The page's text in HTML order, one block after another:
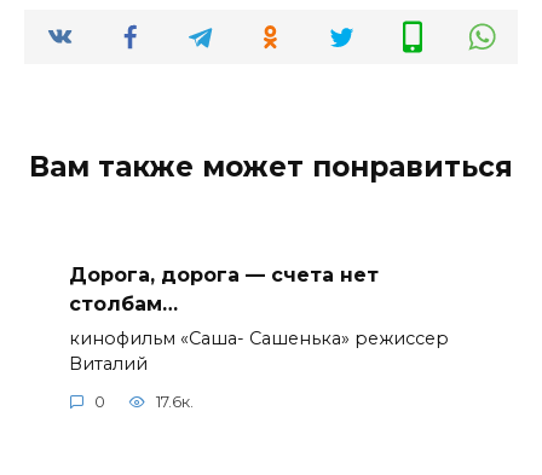
Вам также может понравиться
Дорога, дорога — счета нет
столбам…
кинофильм «Саша- Сашенька» режиссер
Виталий
0 17.6к.